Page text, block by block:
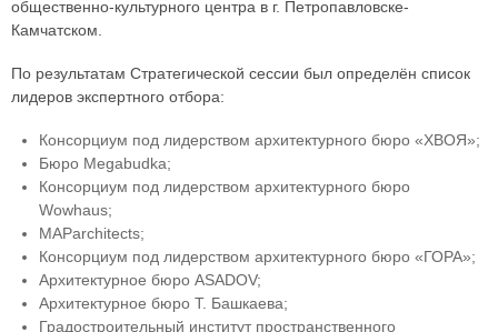
общественно-культурного центра в г. Петропавловске-
Камчатском.
По результатам Стратегической сессии был определён список
лидеров экспертного отбора:
Консорциум под лидерством архитектурного бюро «ХВОЯ»;
Бюро Megabudka;
Консорциум под лидерством архитектурного бюро
Wowhaus;
MAParchitects;
Консорциум под лидерством архитектурного бюро «ГОРА»;
Архитектурное бюро ASADOV;
Архитектурное бюро Т. Башкаева;
Градостроительный институт пространственного